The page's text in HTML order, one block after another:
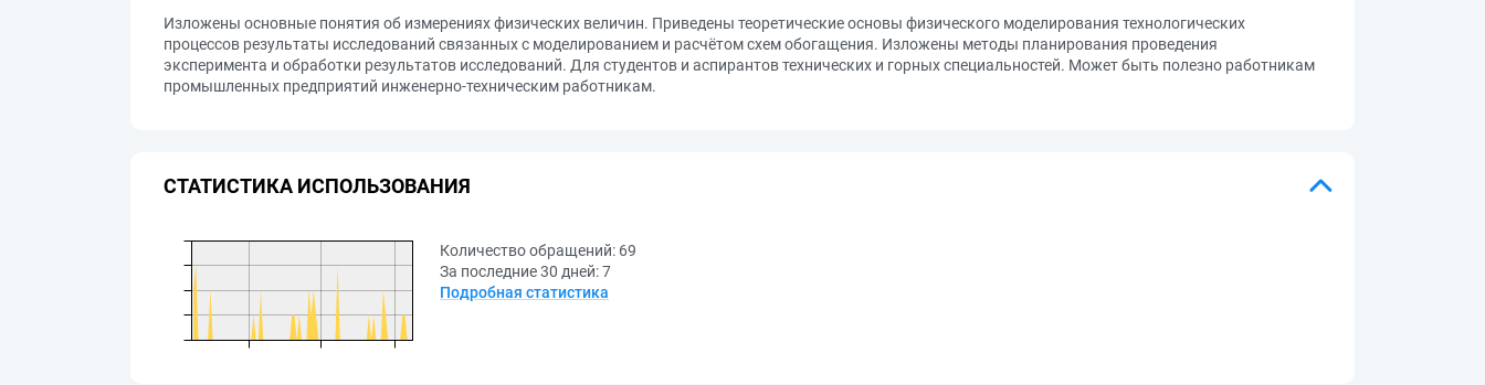
Изложены основные понятия об измерениях физических величин. Приведены теоретические основы физического моделирования технологических
процессов результаты исследований связанных с моделированием и расчётом схем обогащения. Изложены методы планирования проведения
эксперимента и обработки результатов исследований. Для студентов и аспирантов технических и горных специальностей. Может быть полезно работникам
промышленных предприятий инженерно-техническим работникам.
СТАТИСТИКА ИСПОЛЬЗОВАНИЯ
Количество обращений: 69
За последние 30 дней:7
Подробная статистика